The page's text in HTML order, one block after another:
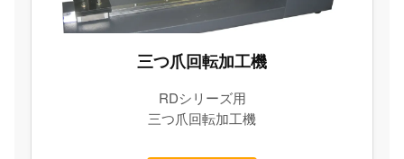
三つ爪回転加工機
RDシリーズ用
三つ爪回転加工機